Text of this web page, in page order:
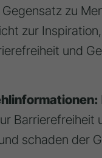
Gegensatz zu
zur
und
Barrierefreiheit
schaden der